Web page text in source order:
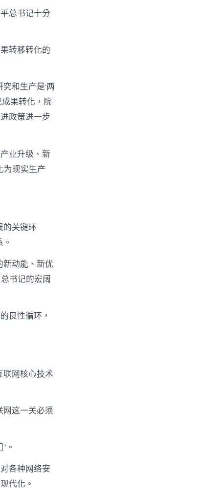
总书记十分
转移转化的
和生产是‘两
果转化，院
政策进一步
业升级、新
为现实生产
的关键环
新动能、新优
书记的宏阔
良性循环，
联网核心技术
网这一关必须
。
各种网络安
代化。